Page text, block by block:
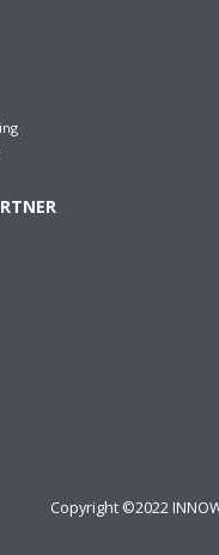
Copyright ©2022